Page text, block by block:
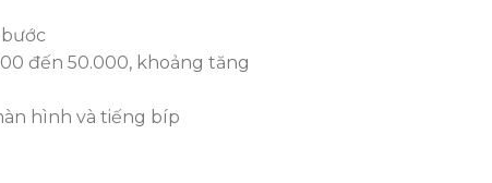
đến 50.000, khoảng tăng
hình và tiếng bíp